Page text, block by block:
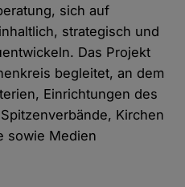
sich auf
strategisch und
Das Projekt
begleitet, an dem
Einrichtungen des
Kirchen
sowie Medien